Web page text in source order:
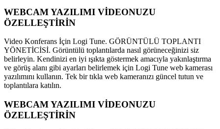
WEBCAM YAZILIMI VİDEONUZU
ÖZELLEŞTİRİN
Video Konferans İçin Logi Tune. GÖRÜNTÜLÜ TOPLANTI
YÖNETİCİSİ. Görüntülü toplantılarda nasıl görüneceğinizi siz
belirleyin. Kendinizi en iyi ışıkta göstermek amacıyla yakınlaştırma
ve görüş alanı gibi ayarları belirlemek için Logi Tune web kamerası
yazılımını kullanın. Tek bir tıkla web kameranızı güncel tutun ve
toplantılara katılın.
WEBCAM YAZILIMI VİDEONUZU
ÖZELLEŞTİRİN